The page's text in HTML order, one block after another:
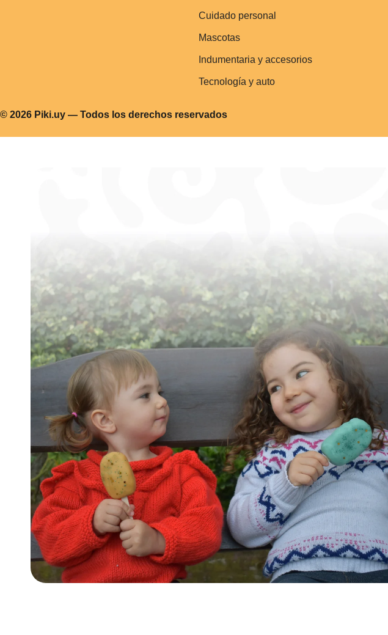
Cuidado personal
Mascotas
Indumentaria y accesorios
Tecnología y auto
© 2026 Piki.uy — Todos los derechos reservados